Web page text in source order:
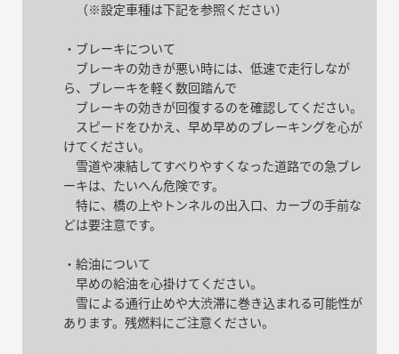
（※設定車種は下記を参照ください）
・ブレーキについて
ブレーキの効きが悪い時には、低速で走行しなが
ら、ブレーキを軽く数回踏んで
ブレーキの効きが回復するのを確認してください。
スピードをひかえ、早め早めのブレーキングを心が
けてください。
雪道や凍結してすべりやすくなった道路での急ブレ
ーキは、たいへん危険です。
特に、橋の上やトンネルの出入口、カーブの手前な
どは要注意です。
・給油について
早めの給油を心掛けてください。
雪による通行止めや大渋滞に巻き込まれる可能性が
あります。残燃料にご注意ください。